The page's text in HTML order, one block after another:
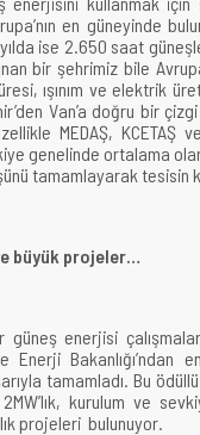
en güneyinde
ise 2.650 saat
bir şehrimiz bile
ışınım ve elektrik
Van’a doğru bir
MEDAŞ,
genelinde ortalama
tamamlayarak tesisin
büyük projeler…
enerjisi
Enerji Bakanlığı’ndan
tamamladı. Bu
kurulum ve
projeleri bulunuyor.